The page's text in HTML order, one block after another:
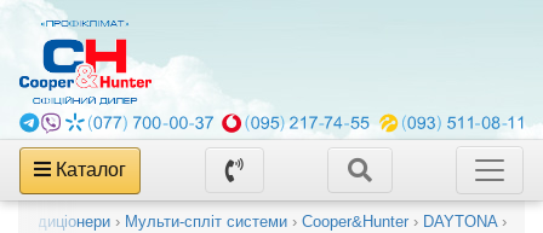
Каталог
кондиціонери › Мульти-спліт системи › Cooper&Hunter › DAYTONA›